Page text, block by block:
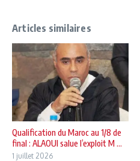
Articles similaires
Qualification du Maroc au 1/8 de
final : ALAOUI salue l’exploit M ...
1 juillet 2026